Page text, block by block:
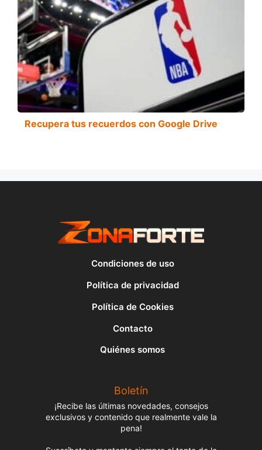
Recupera tus recuerdos con Google Drive
Condiciones de uso
Política de privacidad
Política de Cookies
Contacto
Quiénes somos
Boletín
¡Recibe las últimas novedades, consejos
exclusivos y contenido que realmente vale la
pena!